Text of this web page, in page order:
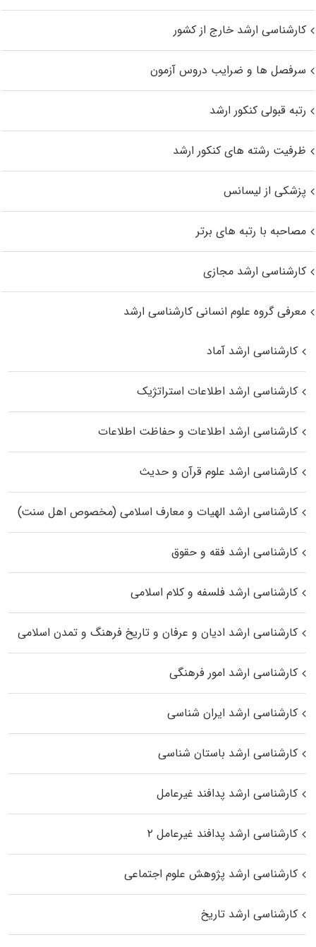
کارشناسی ارشد خارج از کشور
سرفصل ها و ضرایب دروس آزمون
رتبه قبولی کنکور ارشد
ظرفیت رشته های کنکور ارشد
پزشکی از لیسانس
مصاحبه با رتبه های برتر
کارشناسی ارشد مجازی
معرفی گروه علوم انسانی کارشناسی ارشد
کارشناسی ارشد آماد
کارشناسی ارشد اطلاعات استراتژیک
کارشناسی ارشد اطلاعات و حفاظت اطلاعات
کارشناسی ارشد علوم قرآن و حدیث
کارشناسی ارشد الهیات و معارف اسلامی (مخصوص اهل سنت)
کارشناسی ارشد فقه و حقوق
کارشناسی ارشد فلسفه و کلام اسلامی
کارشناسی ارشد ادیان و عرفان و تاریخ فرهنگ و تمدن اسلامی
کارشناسی ارشد امور فرهنگی
کارشناسی ارشد ایران شناسی
کارشناسی ارشد باستان شناسی
کارشناسی ارشد پدافند غیرعامل
کارشناسی ارشد پدافند غیرعامل ۲
کارشناسی ارشد پژوهش علوم اجتماعی
کارشناسی ارشد تاریخ